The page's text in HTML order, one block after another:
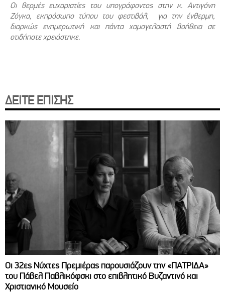
Οι θερμές ευχαριστίες του υπογράφοντος στην κ. Αντιγόνη
Ζόγκα, εκπρόσωπο τύπου του φεστιβάλ, για την ένθερμη,
διαρκώς ενημερωτική και πάντα χαμογελαστή βοήθεια σε
οτιδήποτε χρειάστηκε.
ΔΕΙΤΕ ΕΠΙΣΗΣ
Οι 32ες Νύχτες Πρεμιέρας παρουσιάζουν την «ΠΑΤΡΙΔΑ»
του Πάβελ Παβλικόφσκι στο επιβλητικό Βυζαντινό και
Χριστιανικό Μουσείο